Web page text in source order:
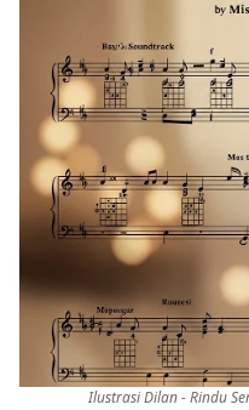
Ilustrasi Dilan - Rindu